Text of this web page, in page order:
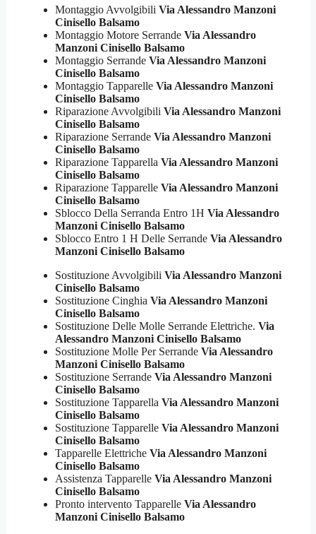
Montaggio Avvolgibili Via Alessandro Manzoni
Cinisello Balsamo
Montaggio Motore Serrande Via Alessandro
Manzoni Cinisello Balsamo
Montaggio Serrande Via Alessandro Manzoni
Cinisello Balsamo
Montaggio Tapparelle Via Alessandro Manzoni
Cinisello Balsamo
Riparazione Avvolgibili Via Alessandro Manzoni
Cinisello Balsamo
Riparazione Serrande Via Alessandro Manzoni
Cinisello Balsamo
Riparazione Tapparella Via Alessandro Manzoni
Cinisello Balsamo
Riparazione Tapparelle Via Alessandro Manzoni
Cinisello Balsamo
Sblocco Della Serranda Entro 1H Via Alessandro
Manzoni Cinisello Balsamo
Sblocco Entro 1 H Delle Serrande Via Alessandro
Manzoni Cinisello Balsamo
Sostituzione Avvolgibili Via Alessandro Manzoni
Cinisello Balsamo
Sostituzione Cinghia Via Alessandro Manzoni
Cinisello Balsamo
Sostituzione Delle Molle Serrande Elettriche. Via
Alessandro Manzoni Cinisello Balsamo
Sostituzione Molle Per Serrande Via Alessandro
Manzoni Cinisello Balsamo
Sostituzione Serrande Via Alessandro Manzoni
Cinisello Balsamo
Sostituzione Tapparella Via Alessandro Manzoni
Cinisello Balsamo
Sostituzione Tapparelle Via Alessandro Manzoni
Cinisello Balsamo
Tapparelle Elettriche Via Alessandro Manzoni
Cinisello Balsamo
Assistenza Tapparelle Via Alessandro Manzoni
Cinisello Balsamo
Pronto intervento Tapparelle Via Alessandro
Manzoni Cinisello Balsamo